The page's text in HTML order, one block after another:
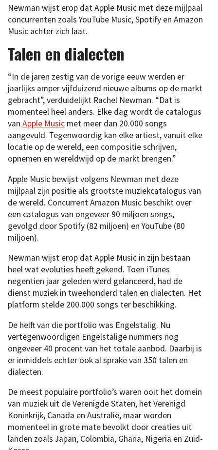
Newman wijst erop dat Apple Music met deze mijlpaal
concurrenten zoals YouTube Music, Spotify en Amazon
Music achter zich laat.
Talen en dialecten
“In de jaren zestig van de vorige eeuw werden er
jaarlijks amper vijfduizend nieuwe albums op de markt
gebracht”, verduidelijkt Rachel Newman. “Dat is
momenteel heel anders. Elke dag wordt de catalogus
van Apple Music met meer dan 20.000 songs
aangevuld. Tegenwoordig kan elke artiest, vanuit elke
locatie op de wereld, een compositie schrijven,
opnemen en wereldwijd op de markt brengen.”
Apple Music bewijst volgens Newman met deze
mijlpaal zijn positie als grootste muziekcatalogus van
de wereld. Concurrent Amazon Music beschikt over
een catalogus van ongeveer 90 miljoen songs,
gevolgd door Spotify (82 miljoen) en YouTube (80
miljoen).
Newman wijst erop dat Apple Music in zijn bestaan
heel wat evoluties heeft gekend. Toen iTunes
negentien jaar geleden werd gelanceerd, had de
dienst muziek in tweehonderd talen en dialecten. Het
platform stelde 200.000 songs ter beschikking.
De helft van die portfolio was Engelstalig. Nu
vertegenwoordigen Engelstalige nummers nog
ongeveer 40 procent van het totale aanbod. Daarbij is
er inmiddels echter ook al sprake van 350 talen en
dialecten.
De meest populaire portfolio’s waren ooit het domein
van muziek uit de Verenigde Staten, het Verenigd
Koninkrijk, Canada en Australië, maar worden
momenteel in grote mate bevolkt door creaties uit
landen zoals Japan, Colombia, Ghana, Nigeria en Zuid-